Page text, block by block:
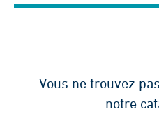
Vous ne trouvez
notre